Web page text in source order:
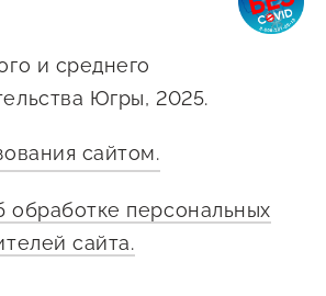
и среднего
Югры, 2025.
сайтом.
персональных
сайта.